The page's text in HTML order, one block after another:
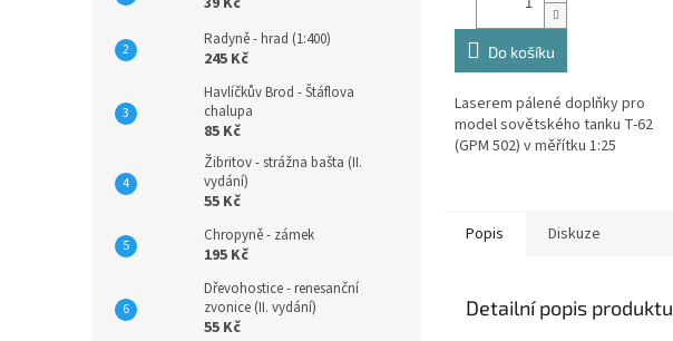
Radyně - hrad (1:400)
245 Kč
Havlíčkův Brod - Štáflova
chalupa
85 Kč
Žibritov - strážna bašta (II.
vydání)
55 Kč
Chropyně - zámek
195 Kč
Dřevohostice - renesanční
zvonice (II. vydání)
55 Kč
Do košíku
Laserem pálené doplňky pro
model sovětského tanku T-62
(GPM 502) v měřítku 1:25
Popis Diskuze
Detailní popis produktu